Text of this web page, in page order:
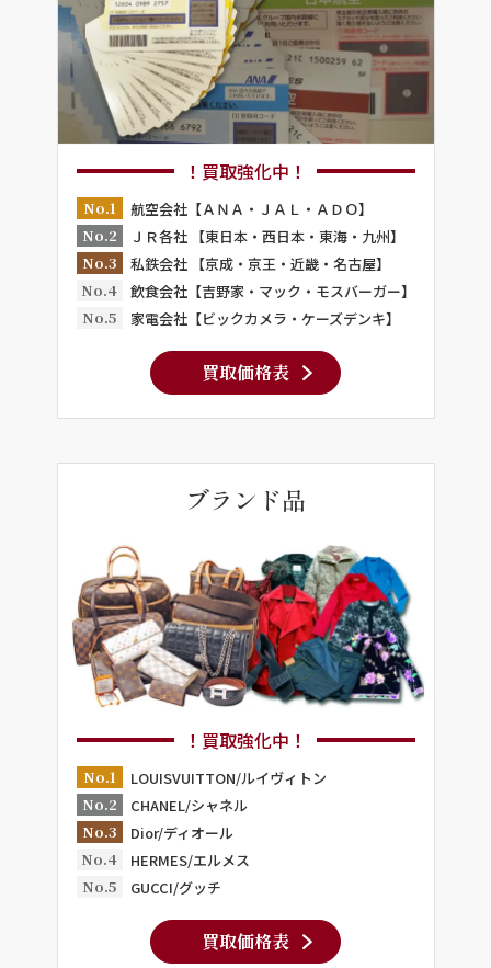
！買取強化中！
No.1
航空会社【ＡＮＡ・ＪＡＬ・ＡＤＯ】
No.2
ＪＲ各社 【東日本・西日本・東海・九州】
No.3
私鉄会社 【京成・京王・近畿・名古屋】
No.4
飲食会社【吉野家・マック・モスバーガー】
No.5
家電会社【ビックカメラ・ケーズデンキ】
買取価格表
ブランド品
！買取強化中！
No.1
LOUISVUITTON/ルイヴィトン
No.2
CHANEL/シャネル
No.3
Dior/ディオール
No.4
HERMES/エルメス
No.5
GUCCI/グッチ
買取価格表